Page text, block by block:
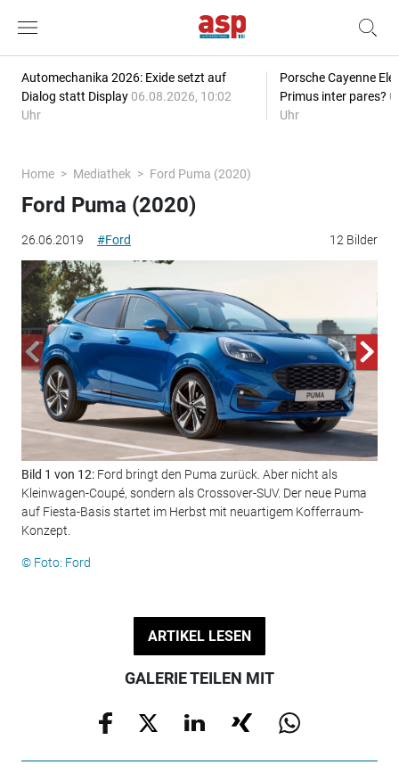
Automechanika 2026: Exide setzt auf
Dialog statt Display 06.08.2026, 10:02
Uhr
Porsche Cayenne
Primus inter pares?
Uhr
Home Mediathek Ford Puma (2020)
26.06.2019 #Ford 12 Bilder
Ford Puma (2020)
Bild 1 von 12: Ford bringt den Puma zurück. Aber nicht als
Kleinwagen-Coupé, sondern als Crossover-SUV. Der neue Puma
auf Fiesta-Basis startet im Herbst mit neuartigem Kofferraum-
Konzept.
© Foto: Ford
ARTIKEL LESEN
GALERIE TEILEN MIT